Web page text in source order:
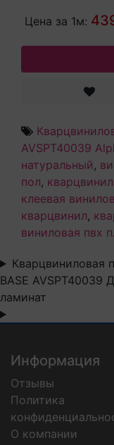
Цена за 1м:
AVSPT40039
натуральный ,
пол, кварцвинил
клеевая
кварцвинил,
виниловая пвх
Кварцвиниловая
BASE AVSPT40039
ламинат
Информация
Отзывы
Политика
О компании